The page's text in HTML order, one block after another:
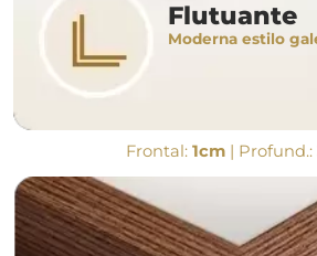
Flutuante
Moderna estilo
Frontal: 1cm | Profund.: